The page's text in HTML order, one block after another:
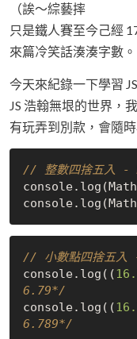
（誒～綜藝摔
只是鐵人賽至今己經
來篇冷笑話湊湊字數。
今天來紀錄一下學習
JS 浩翰無垠的世界，
有玩弄到別款，會隨
// 整數四捨五入 -
console. log
console. log
// 小數點四捨五
console.log((
6.79*/
console.log((
6.789*/